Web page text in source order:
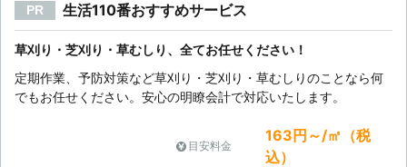
PR 生活110番おすすめサービス
草刈り・芝刈り・草むしり、全てお任せください！
定期作業、予防対策など草刈り・芝刈り・草むしりのことなら何
でもお任せください。安心の明瞭会計で対応いたします。
目安料金
163円～/㎡（税
込）